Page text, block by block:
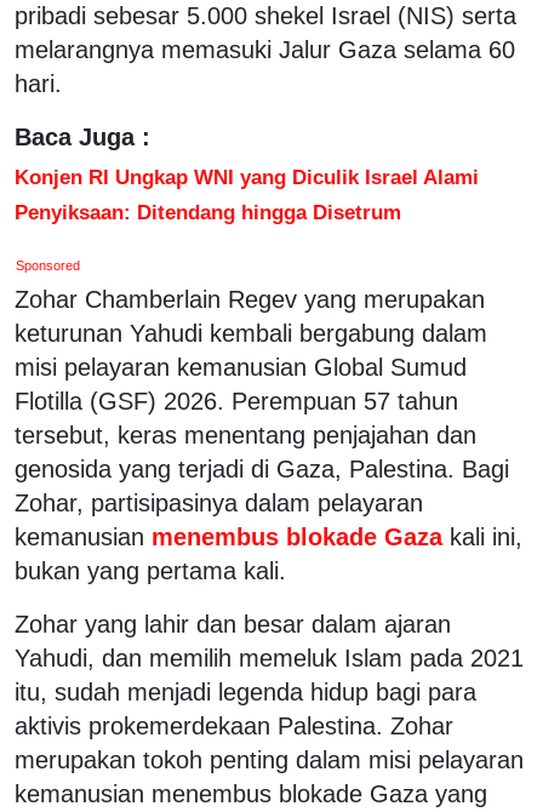
pribadi sebesar 5.000 shekel Israel (NIS) serta
melarangnya memasuki Jalur Gaza selama 60
hari.
Baca Juga :
Konjen RI Ungkap WNI yang Diculik Israel Alami
Penyiksaan: Ditendang hingga Disetrum
Sponsored
Zohar Chamberlain Regev yang merupakan
keturunan Yahudi kembali bergabung dalam
misi pelayaran kemanusian Global Sumud
Flotilla (GSF) 2026. Perempuan 57 tahun
tersebut, keras menentang penjajahan dan
genosida yang terjadi di Gaza, Palestina. Bagi
Zohar, partisipasinya dalam pelayaran
kemanusian menembus blokade Gaza kali ini,
bukan yang pertama kali.
Zohar yang lahir dan besar dalam ajaran
Yahudi, dan memilih memeluk Islam pada 2021
itu, sudah menjadi legenda hidup bagi para
aktivis prokemerdekaan Palestina. Zohar
merupakan tokoh penting dalam misi pelayaran
kemanusian menembus blokade Gaza yang